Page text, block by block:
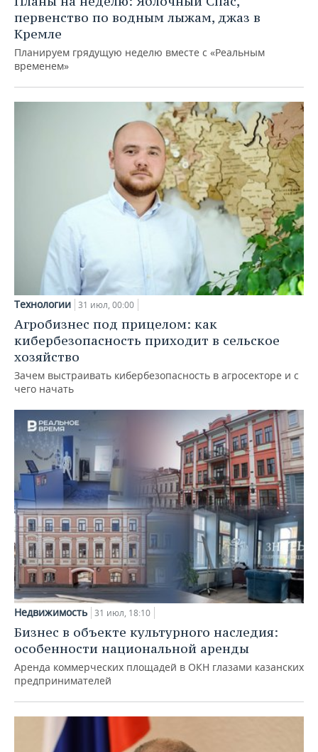
первенство по водным лыжам, джаз в
Кремле
Планируем грядущую неделю вместе с «Реальным
временем»
Технологии 31 июл, 00:00
Агробизнес под прицелом: как
кибербезопасность приходит в сельское
хозяйство
Зачем выстраивать кибербезопасность в агросекторе и с
чего начать
Недвижимость 31 июл, 18:10
Бизнес в объекте культурного наследия:
особенности национальной аренды
Аренда коммерческих площадей в ОКН глазами казанских
предпринимателей